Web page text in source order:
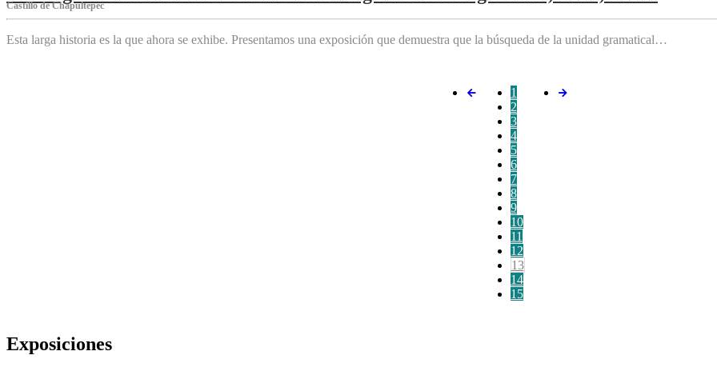
Castillo de Chapultepec
Esta larga historia es la que ahora se exhibe. Presentamos una exposición que demuestra que la búsqueda de la unidad gramatical…
1
2
3
4
5
6
7
8
9
10
11
12
13
14
15
Exposiciones